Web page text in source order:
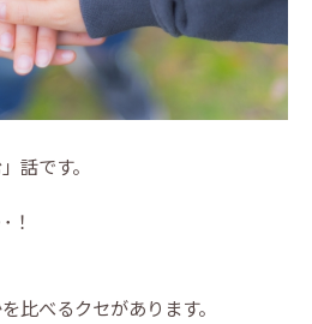
話です。
！
比べるクセがあります。